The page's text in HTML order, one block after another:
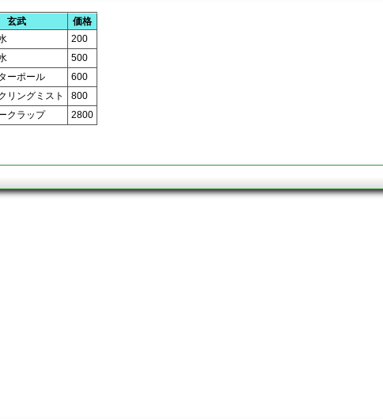
玄武
価格
200
500
ーポール
600
リングミスト
800
クラップ
2800